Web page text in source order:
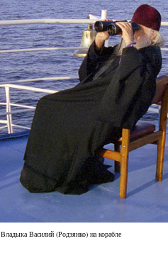
Владыка Василий (Родзянко) на корабле